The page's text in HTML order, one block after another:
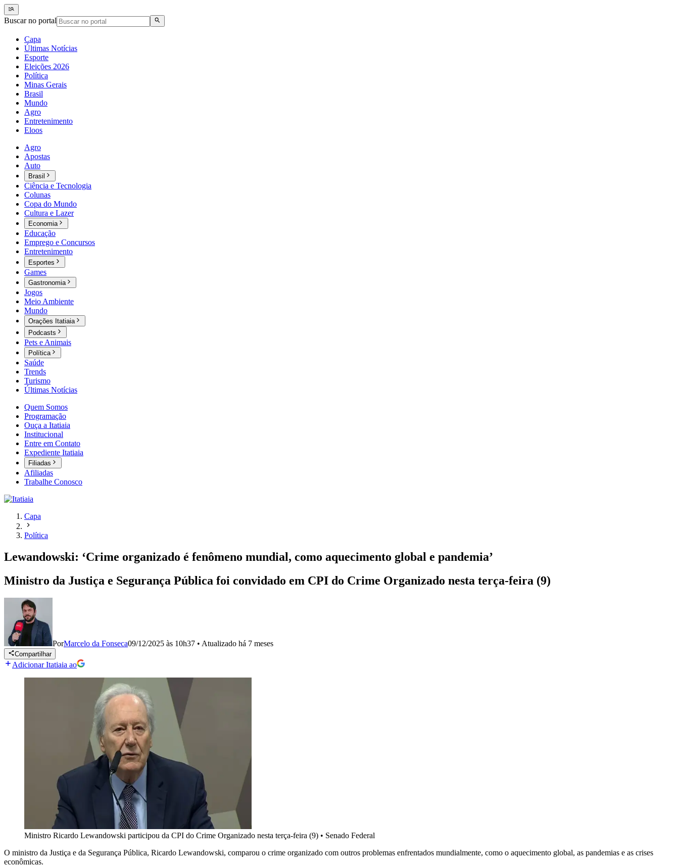
Buscar no portal
Capa
Últimas Notícias
Esporte
Eleições 2026
Política
Minas Gerais
Brasil
Mundo
Agro
Entretenimento
Eloos
Agro
Apostas
Auto
Brasil
Ciência e Tecnologia
Colunas
Copa do Mundo
Cultura e Lazer
Economia
Educação
Emprego e Concursos
Entretenimento
Esportes
Games
Gastronomia
Jogos
Meio Ambiente
Mundo
Orações Itatiaia
Podcasts
Pets e Animais
Política
Saúde
Trends
Turismo
Últimas Notícias
Quem Somos
Programação
Ouça a Itatiaia
Institucional
Entre em Contato
Expediente Itatiaia
Filiadas
Afiliadas
Trabalhe Conosco
Capa
Política
Lewandowski: ‘Crime organizado é fenômeno mundial, como aquecimento global e pandemia’
Ministro da Justiça e Segurança Pública foi convidado em CPI do Crime Organizado nesta terça-feira (9)
PorMarcelo da Fonseca09/12/2025 às 10h37 • Atualizado há 7 meses
Compartilhar
Adicionar Itatiaia ao
Ministro Ricardo Lewandowski participou da CPI do Crime Organizado nesta terça-feira (9) • Senado Federal
O ministro da Justiça e da Segurança Pública, Ricardo Lewandowski, comparou o crime organizado com outros problemas enfrentados mundialmente, como o aquecimento global, as pandemias e as crises
econômicas.